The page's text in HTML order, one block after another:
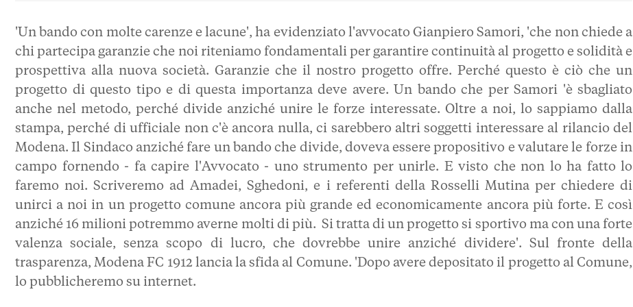
'Un bando con molte carenze e lacune', ha evidenziato l'avvocato Gianpiero Samori, 'che non chiede a
chi partecipa garanzie che noi riteniamo fondamentali per garantire continuità al progetto e solidità e
prospettiva alla nuova società. Garanzie che il nostro progetto offre. Perché questo è ciò che un
progetto di questo tipo e di questa importanza deve avere. Un bando che per Samori 'è sbagliato
anche nel metodo, perché divide anziché unire le forze interessate. Oltre a noi, lo sappiamo dalla
stampa, perché di ufficiale non c'è ancora nulla, ci sarebbero altri soggetti interessare al rilancio del
Modena. Il Sindaco anziché fare un bando che divide, doveva essere propositivo e valutare le forze in
campo fornendo - fa capire l'Avvocato - uno strumento per unirle. E visto che non lo ha fatto lo
faremo noi. Scriveremo ad Amadei, Sghedoni, e i referenti della Rosselli Mutina per chiedere di
unirci a noi in un progetto comune ancora più grande ed economicamente ancora più forte. E così
anziché 16 milioni potremmo averne molti di più. Si tratta di un progetto si sportivo ma con una forte
valenza sociale, senza scopo di lucro, che dovrebbe unire anziché dividere'. Sul fronte della
trasparenza, Modena FC 1912 lancia la sfida al Comune. 'Dopo avere depositato il progetto al Comune,
lo pubblicheremo su internet.